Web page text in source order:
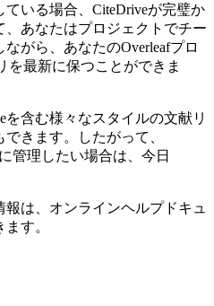
いる場合、CiteDriveが完璧か
、あなたはプロジェクトでチー
がら、あなたのOverleafプロ
を最新に保つことができま
を含む様々なスタイルの文献リ
きます。したがって、
管理したい場合は、今日
は、オンラインヘルプドキュ
す。